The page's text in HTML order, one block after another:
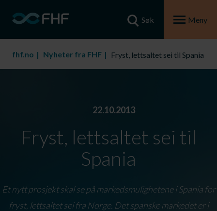
Søk Meny
fhf.no Nyheter fra FHF Fryst, lettsaltet sei til Spania
22.10.2013
Fryst, lettsaltet sei til
Spania
Et nytt prosjekt skal se på markedsmulighetene i Spania for
fryst, lettsaltet sei fra Norge. Det spanske markedet er i